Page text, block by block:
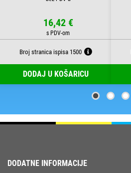
16,42 €
Broj stranica ispisa 1500
DODAJ U KOŠARICU
DODATNE INFORMACIJE